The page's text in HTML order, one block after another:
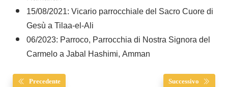
15/08/2021: Vicario parrocchiale del Sacro Cuore di
Gesù a Tilaa-el-Ali
06/2023: Parroco, Parrocchia di Nostra Signora del
Carmelo a Jabal Hashimi, Amman
Precedente Successivo